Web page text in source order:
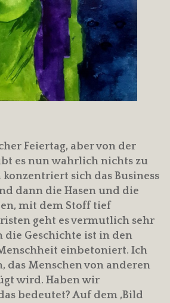
Feiertag, aber von der
es nun wahrlich nichts zu
konzentriert sich das Business
dann die Hasen und die
mit dem Stoff tief
geht es vermutlich sehr
Geschichte ist in den
einbetoniert. Ich
das Menschen von anderen
wird. Haben wir
bedeutet? Auf dem ‚Bild